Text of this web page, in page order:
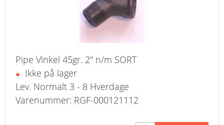
Pipe Vinkel 45gr. 2" n/m SORT
Ikke på lager
Lev. Normalt 3 - 8 Hverdage
Varenummer: RGF-000121112